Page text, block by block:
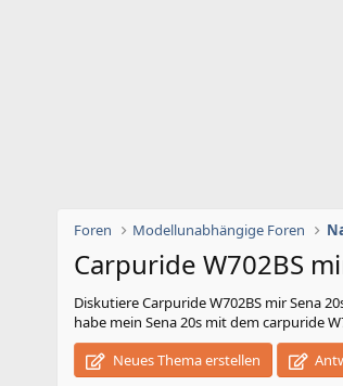
Foren Modellunabhängige Foren
Carpuride W702BS
DiskutiereCarpuride W702BS mir Sena
habe mein Sena 20s mit dem carpuride
Neues Thema erstellen